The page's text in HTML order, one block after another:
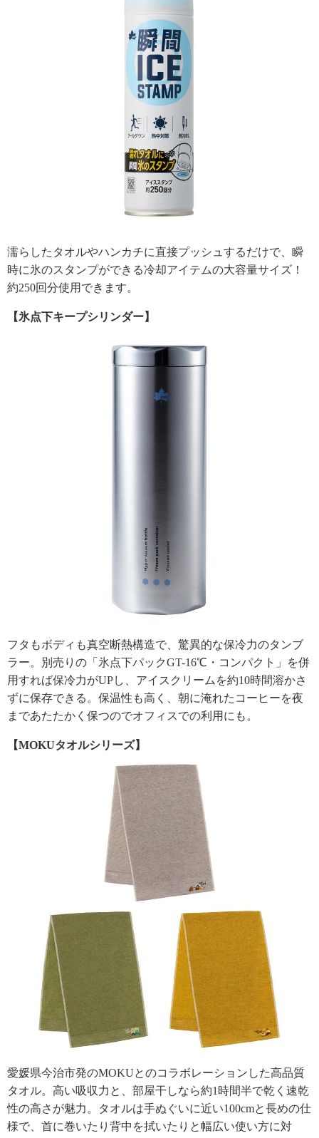
濡らしたタオルやハンカチに直接プッシュするだけで、瞬
時に氷のスタンプができる冷却アイテムの大容量サイズ！
約250回分使用できます。
【氷点下キープシリンダー】
フタもボディも真空断熱構造で、驚異的な保冷力のタンブ
ラー。別売りの「氷点下パックGT-16℃・コンパクト」を併
用すれば保冷力がUPし、アイスクリームを約10時間溶かさ
ずに保存できる。保温性も高く、朝に淹れたコーヒーを夜
まであたたかく保つのでオフィスでの利用にも。
【MOKUタオルシリーズ】
愛媛県今治市発のMOKUとのコラボレーションした高品質
タオル。高い吸収力と、部屋干しなら約1時間半で乾く速乾
性の高さが魅力。タオルは手ぬぐいに近い100cmと長めの仕
様で、首に巻いたり背中を拭いたりと幅広い使い方に対